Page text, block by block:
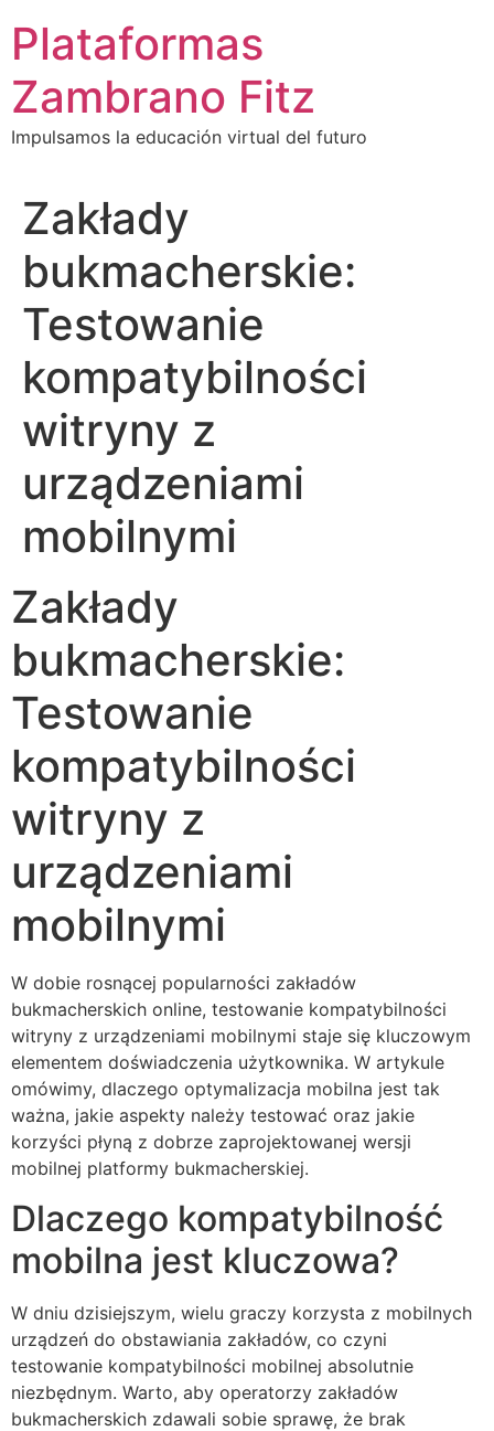
contenido
Plataformas
Zambrano Fitz
Impulsamos la educación virtual del futuro
Zakłady
bukmacherskie:
Testowanie
kompatybilności
witryny z
urządzeniami
mobilnymi
Zakłady
bukmacherskie:
Testowanie
kompatybilności
witryny z
urządzeniami
mobilnymi
W dobie rosnącej popularności zakładów
bukmacherskich online, testowanie kompatybilności
witryny z urządzeniami mobilnymi staje się kluczowym
elementem doświadczenia użytkownika. W artykule
omówimy, dlaczego optymalizacja mobilna jest tak
ważna, jakie aspekty należy testować oraz jakie
korzyści płyną z dobrze zaprojektowanej wersji
mobilnej platformy bukmacherskiej.
Dlaczego kompatybilność
mobilna jest kluczowa?
W dniu dzisiejszym, wielu graczy korzysta z mobilnych
urządzeń do obstawiania zakładów, co czyni
testowanie kompatybilności mobilnej absolutnie
niezbędnym. Warto, aby operatorzy zakładów
bukmacherskich zdawali sobie sprawę, że brak